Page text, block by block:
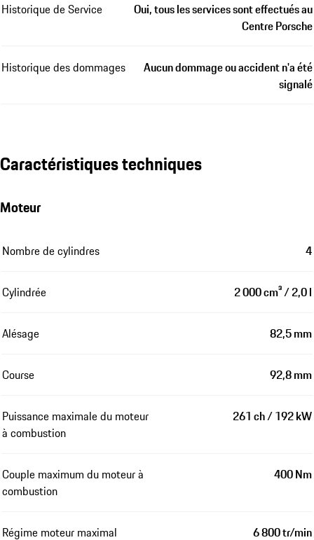
Historique de Service
Oui, tous les services sont effectués au
Centre Porsche
Historique des dommages
Aucun dommage ou accident n'a été
signalé
Caractéristiques techniques
Moteur
Nombre de cylindres 4
Cylindrée 2 000 cm³ / 2,0 l
Alésage 82,5 mm
Course 92,8 mm
Puissance maximale du moteur
à combustion
261 ch / 192 kW
Couple maximum du moteur à
combustion
400 Nm
Régime moteur maximal 6 800 tr/min